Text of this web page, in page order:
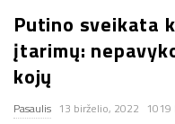
n
.
Putino sveikata
įtarimų:
kojų
Pasaulis 13 birželio, 2022 1019